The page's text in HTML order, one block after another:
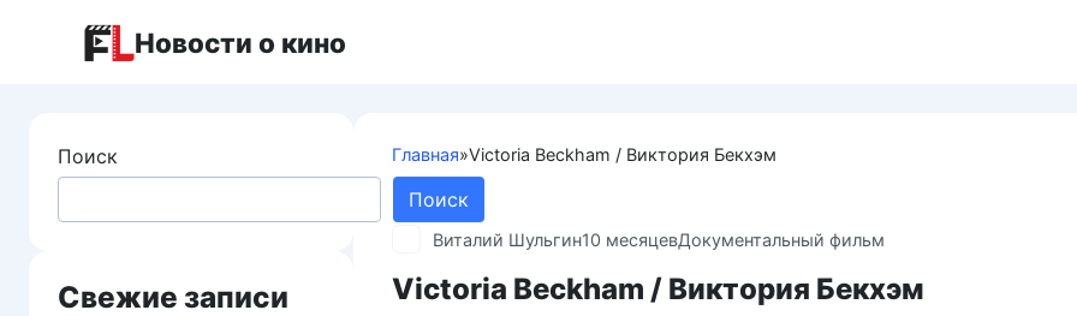
Новости о кино
Главная»Victoria Beckham / Виктория Бекхэм
Виталий Шульгин10 месяцевДокументальный фильм
Victoria Beckham / Виктория Бекхэм
Поиск
Поиск
Свежие записи